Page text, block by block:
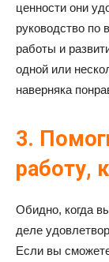
ценности они
руководство по
работы и
одной или
наверняка
3.
работу,
Обидно, когда
деле
Если вы